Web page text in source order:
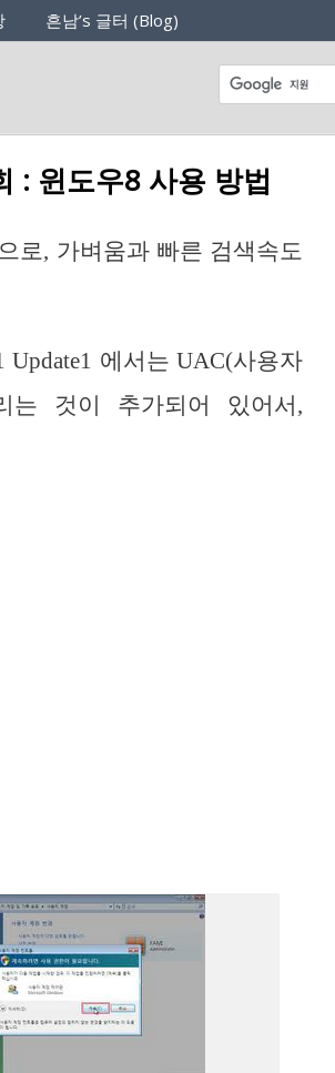
흔남’s 글터 (Blog)
: 윈도우8 사용 방법
로, 가벼움과 빠른 검색속도
에서는 UAC(사용자
는 것이 추가되어 있어서,